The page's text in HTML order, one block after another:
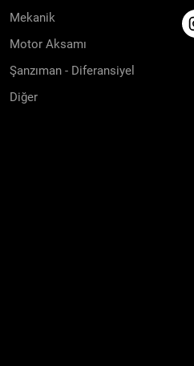
Mekanik
Motor Aksamı
Şanzıman - Diferansiyel
Diğer